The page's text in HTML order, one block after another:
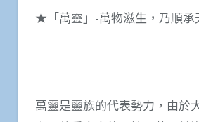
★「萬靈」-萬物滋生，乃順承
萬靈是靈族的代表勢力，由於